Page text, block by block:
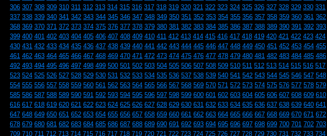
306 307 308 309 310 311 312 313 314 315 316 317 318 319 320 321 322 323 324 325 326 327 328 329 330 331
337 338 339 340 341 342 343 344 345 346 347 348 349 350 351 352 353 354 355 356 357 358 359 360 361 362
368 369 370 371 372 373 374 375 376 377 378 379 380 381 382 383 384 385 386 387 388 389 390 391 392 393
399 400 401 402 403 404 405 406 407 408 409 410 411 412 413 414 415 416 417 418 419 420 421 422 423 424
430 431 432 433 434 435 436 437 438 439 440 441 442 443 444 445 446 447 448 449 450 451 452 453 454 455
461 462 463 464 465 466 467 468 469 470 471 472 473 474 475 476 477 478 479 480 481 482 483 484 485 486
492 493 494 495 496 497 498 499 500 501 502 503 504 505 506 507 508 509 510 511 512 513 514 515 516 517
523 524 525 526 527 528 529 530 531 532 533 534 535 536 537 538 539 540 541 542 543 544 545 546 547 548
554 555 556 557 558 559 560 561 562 563 564 565 566 567 568 569 570 571 572 573 574 575 576 577 578 579
585 586 587 588 589 590 591 592 593 594 595 596 597 598 599 600 601 602 603 604 605 606 607 608 609 610
616 617 618 619 620 621 622 623 624 625 626 627 628 629 630 631 632 633 634 635 636 637 638 639 640 641
647 648 649 650 651 652 653 654 655 656 657 658 659 660 661 662 663 664 665 666 667 668 669 670 671 672
678 679 680 681 682 683 684 685 686 687 688 689 690 691 692 693 694 695 696 697 698 699 700 701 702 703
709 710 711 712 713 714 715 716 717 718 719 720 721 722 723 724 725 726 727 728 729 730 731 732 733 734